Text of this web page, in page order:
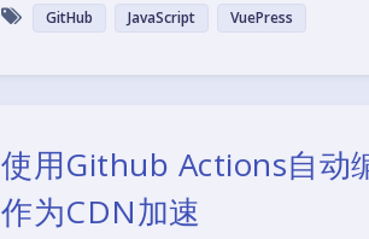
GitHub JavaScript VuePress
使用Github Actions自动
作为CDN加速